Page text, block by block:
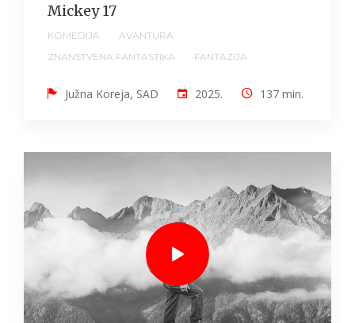
Mickey 17
KOMEDIJA
AVANTURA
ZNANSTVENA FANTASTIKA
FANTAZIJA
Južna Koreja, SAD 2025. 137 min.